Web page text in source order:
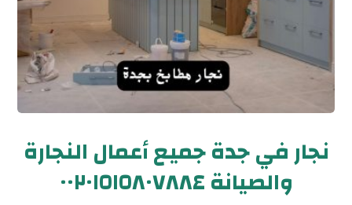
نجار في جدة جميع أعمال النجارة
والصيانة ٠٠٢٠١٥١٥٨٠٧٨٨٤